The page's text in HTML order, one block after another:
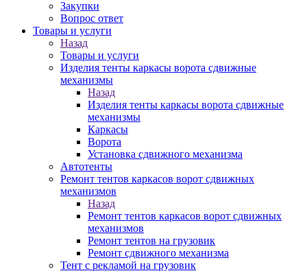
Закупки
Вопрос ответ
Товары и услуги
Назад
Товары и услуги
Изделия тенты каркасы ворота сдвижные
механизмы
Назад
Изделия тенты каркасы ворота сдвижные
механизмы
Каркасы
Ворота
Установка сдвижного механизма
Автотенты
Ремонт тентов каркасов ворот сдвижных
механизмов
Назад
Ремонт тентов каркасов ворот сдвижных
механизмов
Ремонт тентов на грузовик
Ремонт сдвижного механизма
Тент с рекламой на грузовик